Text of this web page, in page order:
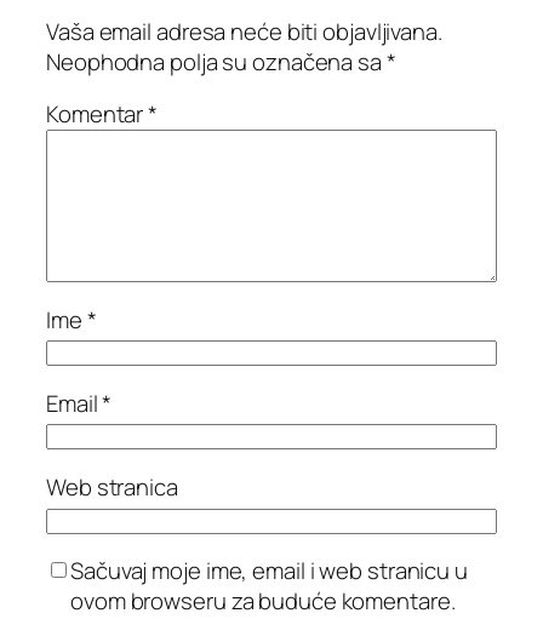
Vaša email adresa neće biti objavljivana.
Neophodna polja su označena sa*
Komentar*
Ime*
Email*
Web stranica
Sačuvaj moje ime, email i web stranicu u
ovom browseru za buduće komentare.